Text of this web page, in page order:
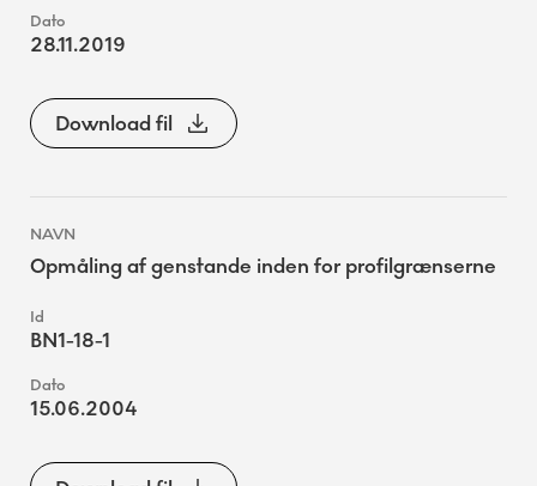
28.11.2019
Download fil
Opmåling af genstande inden for profilgrænserne
BN1-18-1
15.06.2004